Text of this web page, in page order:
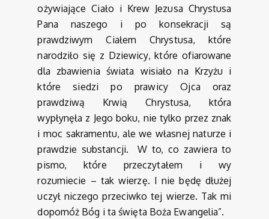
ożywiające Ciało i Krew Jezusa Chrystusa
Pana naszego i po konsekracji są
prawdziwym Ciałem Chrystusa, które
narodziło się z Dziewicy, które ofiarowane
dla zbawienia świata wisiało na Krzyżu i
które siedzi po prawicy Ojca oraz
prawdziwą Krwią Chrystusa, która
wypłynęła z Jego boku, nie tylko przez znak
i moc sakramentu, ale we własnej naturze i
prawdzie substancji. W to, co zawiera to
pismo, które przeczytałem i wy
rozumiecie – tak wierzę. I nie będę dłużej
uczył niczego przeciwko tej wierze. Tak mi
dopomóż Bóg i ta święta Boża Ewangelia”.